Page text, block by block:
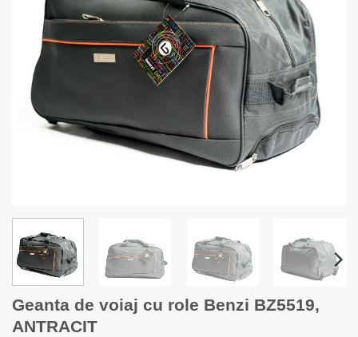
Geanta de voiaj cu role Benzi BZ5519,
ANTRACIT